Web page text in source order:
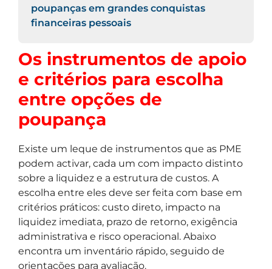
poupanças em grandes conquistas
financeiras pessoais
Os instrumentos de apoio
e critérios para escolha
entre opções de
poupança
Existe um leque de instrumentos que as PME
podem activar, cada um com impacto distinto
sobre a liquidez e a estrutura de custos. A
escolha entre eles deve ser feita com base em
critérios práticos: custo direto, impacto na
liquidez imediata, prazo de retorno, exigência
administrativa e risco operacional. Abaixo
encontra um inventário rápido, seguido de
orientações para avaliação.